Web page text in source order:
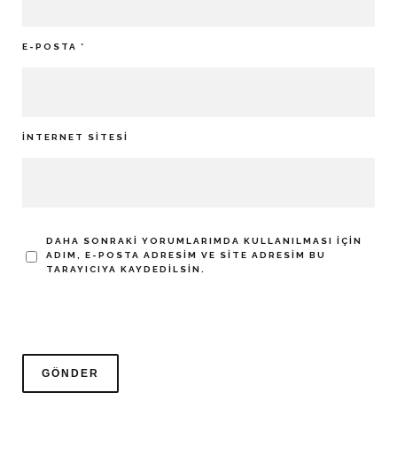
E-POSTA *
İNTERNET SITESI
DAHA SONRAKI YORUMLARIMDA KULLANILMASI IÇIN
ADIM, E-POSTA ADRESIM VE SITE ADRESIM BU
TARAYICIYA KAYDEDILSIN.